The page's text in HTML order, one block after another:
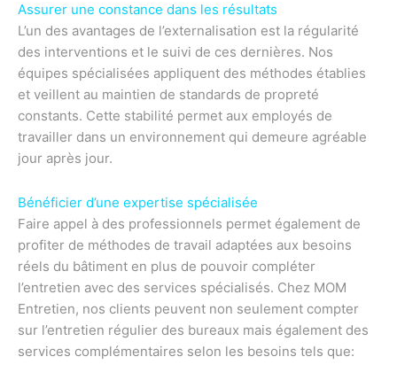
Assurer une constance dans les résultats
L’un des avantages de l’externalisation est la régularité
des interventions et le suivi de ces dernières. Nos
équipes spécialisées appliquent des méthodes établies
et veillent au maintien de standards de propreté
constants. Cette stabilité permet aux employés de
travailler dans un environnement qui demeure agréable
jour après jour.
Bénéficier d’une expertise spécialisée
Faire appel à des professionnels permet également de
profiter de méthodes de travail adaptées aux besoins
réels du bâtiment en plus de pouvoir compléter
l’entretien avec des services spécialisés. Chez MOM
Entretien, nos clients peuvent non seulement compter
sur l’entretien régulier des bureaux mais également des
services complémentaires selon les besoins tels que: